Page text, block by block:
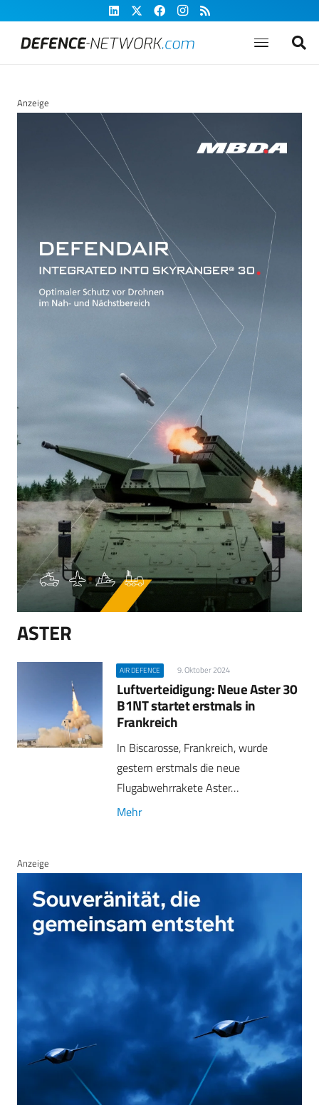
Anzeige
ASTER
AIR DEFENCE 9. Oktober 2024
Luftverteidigung: Neue Aster 30
B1NT startet erstmals in
Frankreich
In Biscarosse, Frankreich, wurde
gestern erstmals die neue
Flugabwehrrakete Aster…
Mehr
Anzeige